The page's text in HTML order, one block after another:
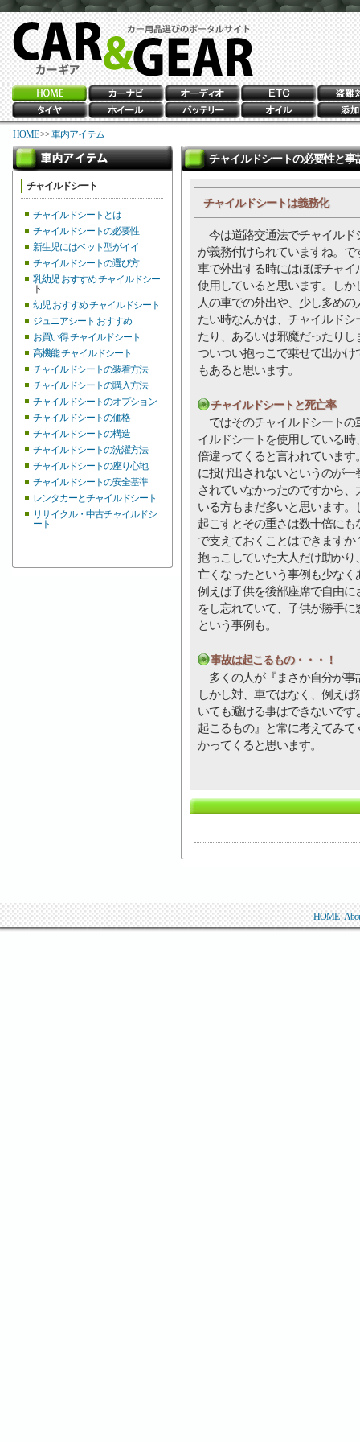
HOME>>車内アイテム
チャイルドシート
チャイルドシートとは
チャイルドシートの必要性
新生児にはベット型がイイ
チャイルドシートの選び方
乳幼児 おすすめ チャイルドシー
ト
幼児 おすすめ チャイルドシート
ジュニアシート おすすめ
お買い得 チャイルドシート
高機能 チャイルドシート
チャイルドシートの装着方法
チャイルドシートの購入方法
チャイルドシートのオプション
チャイルドシートの価格
チャイルドシートの構造
チャイルドシートの洗濯方法
チャイルドシートの座り心地
チャイルドシートの安全基準
レンタカーとチャイルドシート
リサイクル・中古チャイルドシ
ート
チャイルドシートの必要性と事
チャイルドシートは義務化
今は道路交通法でチャイルド
が義務付けられていますね。で
車で外出する時にはほぼチャイ
使用していると思います。しか
人の車での外出や、少し多めの
たい時なんかは、チャイルドシ
たり、あるいは邪魔だったりし
ついつい抱っこで乗せて出かけ
もあると思います。
チャイルドシートと死亡率
ではそのチャイルドシートの
イルドシートを使用している
倍違ってくると言われていま
に投げ出されないというのが
されていなかったのですから
いる方もまだ多いと思います
起こすとその重さは数十倍に
で支えておくことはできます
抱っこしていた大人だけ助か
亡くなったという事例も少な
例えば子供を後部座席で自由
をし忘れていて、子供が勝手
という事例も。
事故は起こるもの・・・！
多くの人が『まさか自分が事
しかし対、車ではなく、例え
いても避ける事はできないで
起こるもの』と常に考えてみ
かってくると思います。
HOME|